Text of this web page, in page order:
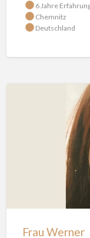
6 Jahre
Chemnitz
Deutschland
Frau Werner